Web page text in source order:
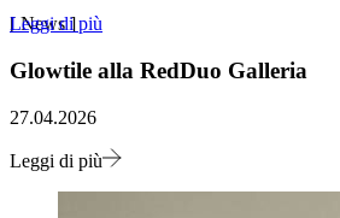
Leggi di più
[News]
Glowtile alla RedDuo Galleria
27.04.2026
Leggi di più